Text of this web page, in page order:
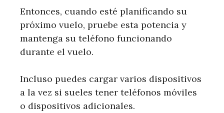
Entonces, cuando esté planificando su
próximo vuelo, pruebe esta potencia y
mantenga su teléfono funcionando
durante el vuelo.
Incluso puedes cargar varios dispositivos
a la vez si sueles tener teléfonos móviles
o dispositivos adicionales.